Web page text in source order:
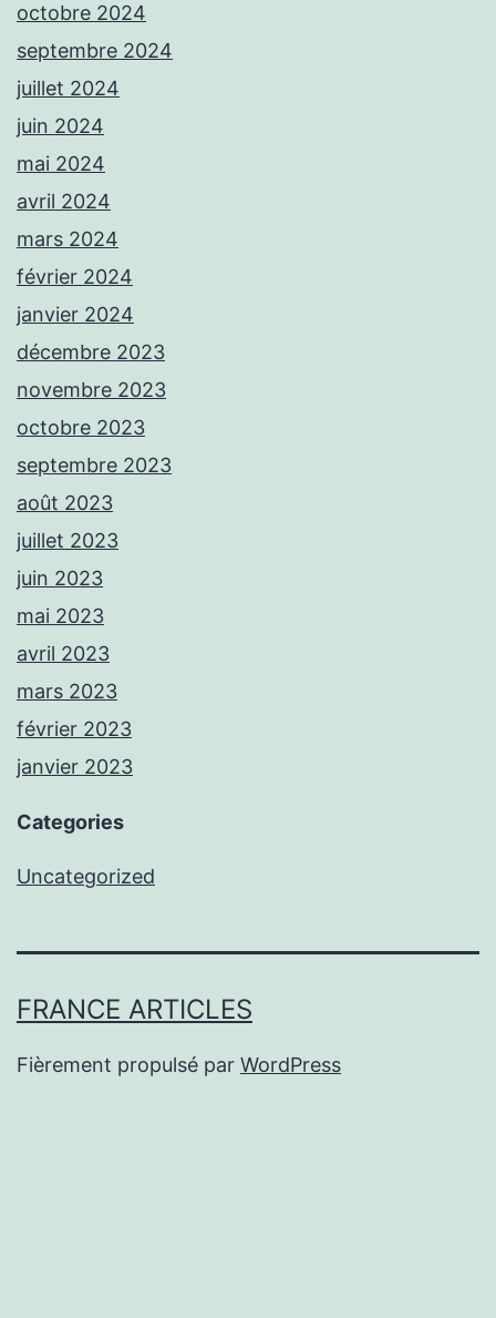
octobre 2024
septembre 2024
juillet 2024
juin 2024
mai 2024
avril 2024
mars 2024
février 2024
janvier 2024
décembre 2023
novembre 2023
octobre 2023
septembre 2023
août 2023
juillet 2023
juin 2023
mai 2023
avril 2023
mars 2023
février 2023
janvier 2023
Categories
Uncategorized
FRANCE ARTICLES
Fièrement propulsé par WordPress